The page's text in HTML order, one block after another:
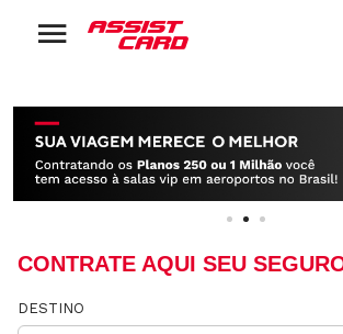
CONTRATE AQUI SEU
DESTINO